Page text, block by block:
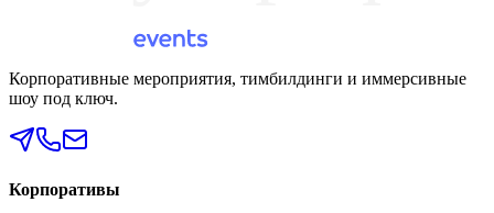
Корпоративные мероприятия, тимбилдинги и иммерсивные
шоу под ключ.
Корпоративы